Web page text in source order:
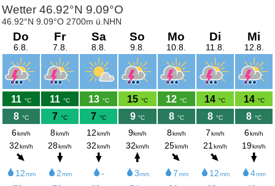
Wetter 46.92°N 9.09°O
46.92°N 9.09°O 2700m ü.NHN
Do
6.8.
11 °C
8 °C
6km/h
32km/h
12mm
Fr
7.8.
11 °C
7 °C
8km/h
28km/h
2mm
Sa
8.8.
13 °C
7 °C
12 km/h
32 km/h
-
So
9.8.
15 °C
9 °C
9km/h
32km/h
3mm
Mo
10.8.
12 °C
8 °C
8km/h
25km/h
7mm
Di
11.8.
14 °C
8 °C
7km/h
21 km/h
12mm
Mi
12.8.
14 °C
8 °C
6km/h
19km/h
4mm